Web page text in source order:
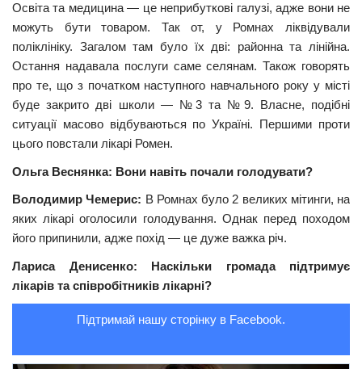
Курйози
Суспільство
Культура
Шоу-біз
#Війна
Освіта та медицина — це неприбуткові галузі, адже вони не
можуть бути товаром. Так от, у Ромнах ліквідували
поліклініку. Загалом там було їх дві: районна та лінійна.
Остання надавала послуги саме селянам. Також говорять
про те, що з початком наступного навчального року у місті
буде закрито дві школи — №3 та № 9. Власне, подібні
ситуації масово відбуваються по Україні. Першими проти
цього повстали лікарі Ромен.
Ольга Веснянка: Вони навіть почали голодувати?
Володимир Чемерис: В Ромнах було 2 великих мітинги, на
яких лікарі оголосили голодування. Однак перед походом
його припинили, адже похід — це дуже важка річ.
Лариса Денисенко: Наскільки громада підтримує
лікарів та співробітників лікарні?
Підтримай нашу сторінку в Facebook.